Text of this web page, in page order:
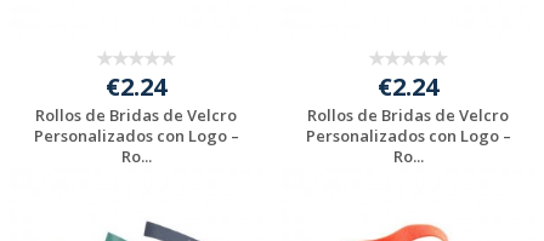
€2.24
Rollos de Bridas de Velcro
Personalizados con Logo –
Ro...
presupuesto
€2.24
Rollos de Bridas de Velcro
Personalizados con Logo –
Ro...